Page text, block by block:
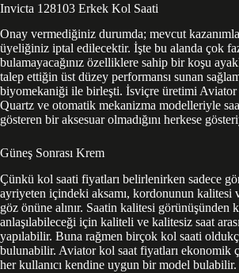
Invicta 128103 Erkek Kol Saati
Onay vermediğiniz durumda; mevcut
üyeliğiniz iptal edilecektir. İşte bu alanda çok
bulamayacağınız özelliklere sahip bir koşu
talep ettiğin üst düzey performansı sunan
biyomekaniği ile birleşti. İsviçre üretimi Aviator
Quartz ve otomatik mekanizma modelleriyle
gösteren bir aksesuar olmadığını herkese
Güneş Sonrası Krem
Çünkü kol saati fiyatları belirlenirken sadece
ayriyeten içindeki aksamı, kordonunun kalitesi
göz önüne alınır. Saatin kalitesi görünüşünden
anlaşılabileceği için kaliteli ve kalitesiz saat
yapılabilir. Buna rağmen birçok kol saati
bulunabilir. Aviator kol saat fiyatları ekonomik
her kullanıcı kendine uygun bir model bulabilir.